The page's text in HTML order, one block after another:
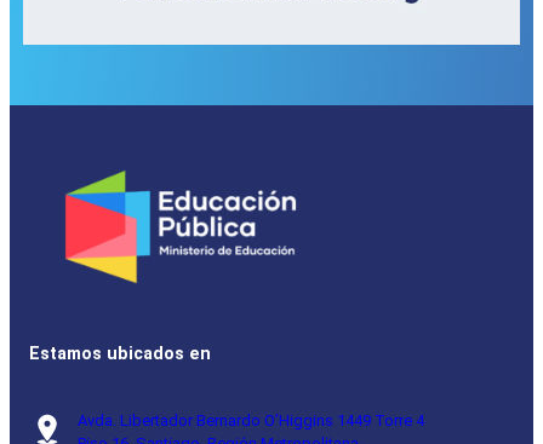
Estamos ubicados en
Avda. Libertador Bernardo O’Higgins 1449 Torre 4